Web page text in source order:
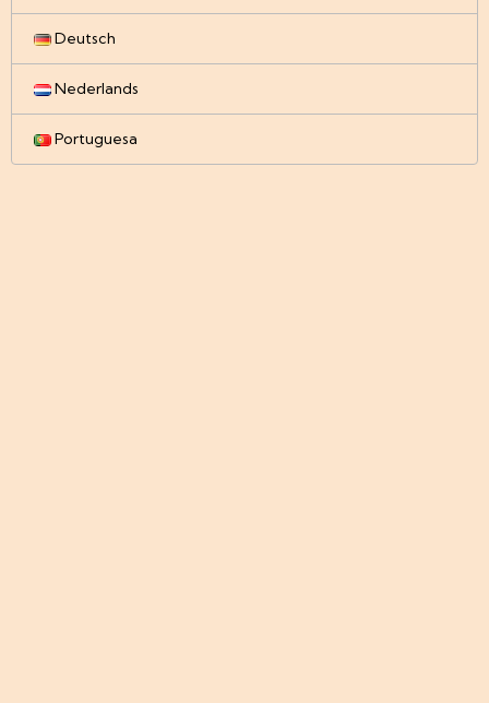
Deutsch
Nederlands
Portuguesa